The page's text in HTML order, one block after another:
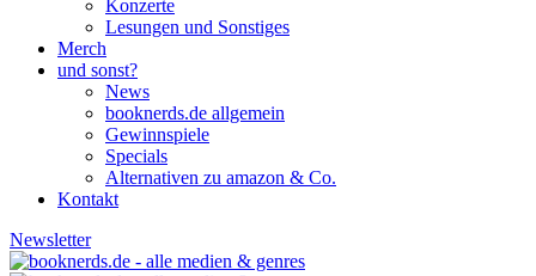
Konzerte
Lesungen und Sonstiges
Merch
und sonst?
News
booknerds.de allgemein
Gewinnspiele
Specials
Alternativen zu amazon & Co.
Kontakt
Newsletter